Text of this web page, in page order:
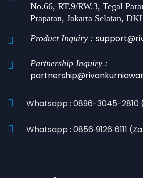
No.66, RT.9/RW.3, Tegal
Prapatan, Jakarta Selatan,
Product Inquiry :
Partnership Inquiry :
Whatsapp : 0896-3045-2810
Whatsapp : 0856‑9126‑6111